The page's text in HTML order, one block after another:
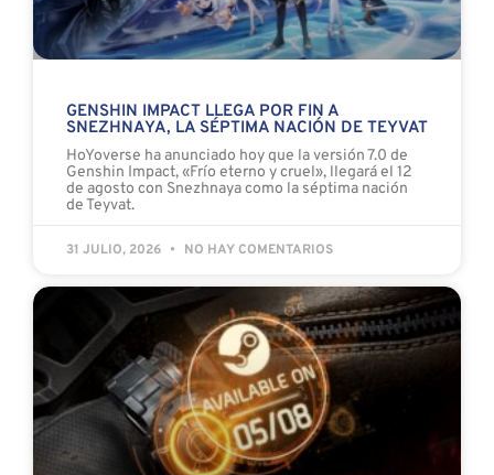
GENSHIN IMPACT LLEGA POR FIN A
SNEZHNAYA, LA SÉPTIMA NACIÓN DE TEYVAT
HoYoverse ha anunciado hoy que la versión 7.0 de
Genshin Impact, «Frío eterno y cruel», llegará el 12
de agosto con Snezhnaya como la séptima nación
de Teyvat.
31 JULIO, 2026 NO HAY COMENTARIOS